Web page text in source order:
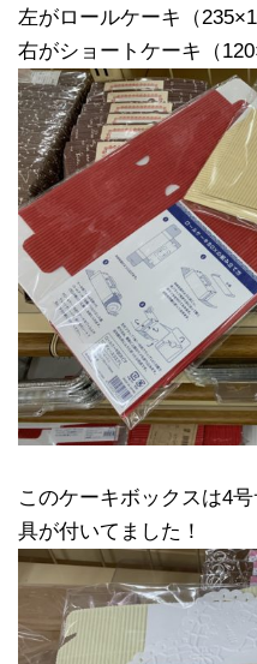
左がロールケーキ（
右がショートケーキ（
このケーキボックスは4
具が付いてました！